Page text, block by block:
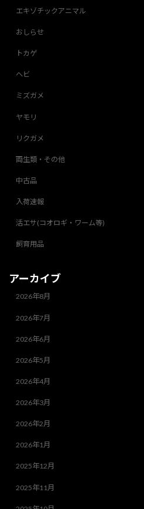
エキゾチックアニマル
おしらせ
トカゲ
ヘビ
ミズガメ
ヤモリ
リクガメ
両生類・その他
中古品
入荷速報
活エサ(コオロギ・ワーム等)
飼育用品
アーカイブ
2026年8月
2026年7月
2026年6月
2026年5月
2026年4月
2026年3月
2026年2月
2026年1月
2025年12月
2025年11月